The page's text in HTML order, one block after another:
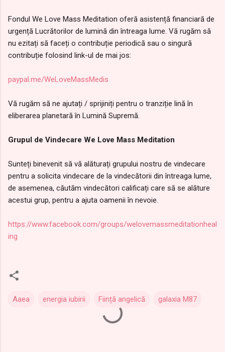
Fondul We Love Mass Meditation oferă asistență financiară de
urgență Lucrătorilor de lumină din întreaga lume. Vă rugăm să
nu ezitați să faceți o contribuție periodică sau o singură
contribuție folosind link-ul de mai jos:
paypal.me/WeLoveMassMedis
Vă rugăm să ne ajutați / sprijiniți pentru o tranziție lină în
eliberarea planetară în Lumină Supremă.
Grupul de Vindecare We Love Mass Meditation
Sunteți binevenit să vă alăturați grupului nostru de vindecare
pentru a solicita vindecare de la vindecătorii din întreaga lume,
de asemenea, căutăm vindecători calificați care să se alăture
acestui grup, pentru a ajuta oamenii în nevoie.
https://www.facebook.com/groups/welovemassmeditationheal
ing
Aaea energia iubirii Ființă angelică galaxia M87